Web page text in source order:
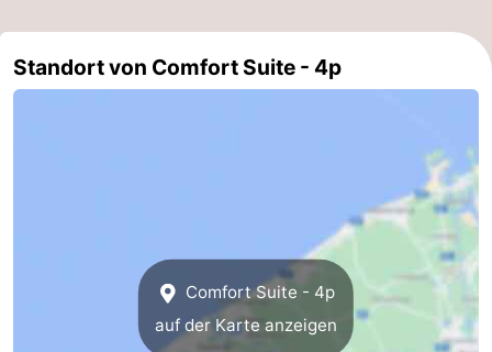
Het
Knokke-
-
Standort von Comfort Suite - 4p
Comfort Suite - 4p
auf der Karte anzeigen